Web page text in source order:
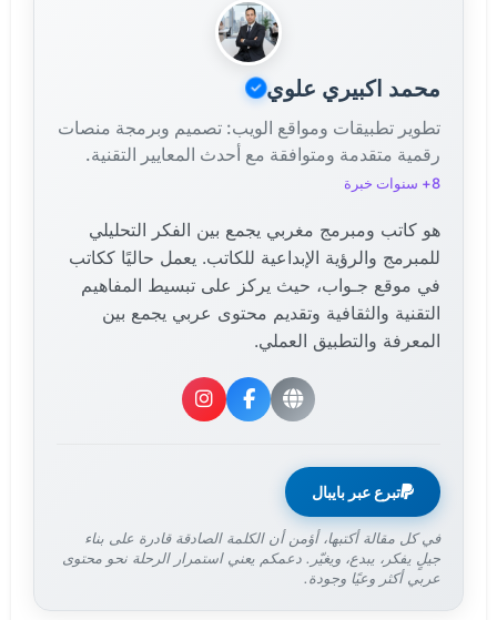
محمد اكبيري علوي
تطوير تطبيقات ومواقع الويب: تصميم وبرمجة منصات
رقمية متقدمة ومتوافقة مع أحدث المعايير التقنية.
8+ سنوات خبرة
هو كاتب ومبرمج مغربي يجمع بين الفكر التحليلي
للمبرمج والرؤية الإبداعية للكاتب. يعمل حاليًا ككاتب
في موقع جـواب، حيث يركز على تبسيط المفاهيم
التقنية والثقافية وتقديم محتوى عربي يجمع بين
المعرفة والتطبيق العملي.
تبرع عبر بايبال
في كل مقالة أكتبها، أؤمن أن الكلمة الصادقة قادرة على بناء
جيلٍ يفكر، يبدع، ويغيّر. دعمكم يعني استمرار الرحلة نحو محتوى
عربي أكثر وعيًا وجودة.